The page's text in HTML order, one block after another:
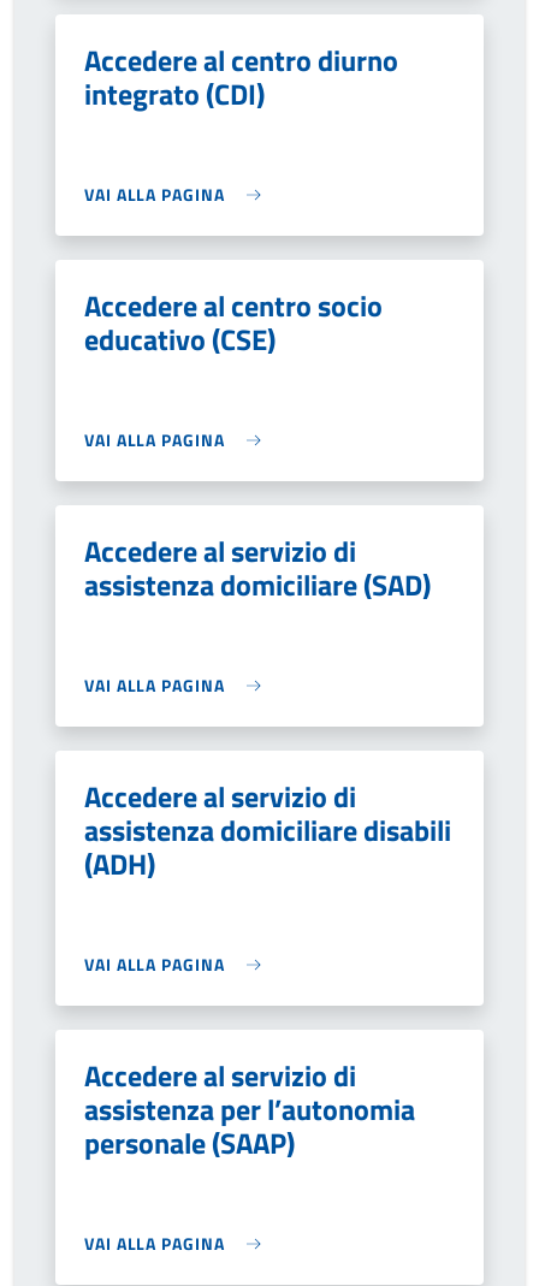
Accedere al centro diurno
integrato (CDI)
VAI ALLA PAGINA
Accedere al centro socio
educativo (CSE)
VAI ALLA PAGINA
Accedere al servizio di
assistenza domiciliare (SAD)
VAI ALLA PAGINA
Accedere al servizio di
assistenza domiciliare disabili
(ADH)
VAI ALLA PAGINA
Accedere al servizio di
assistenza per l’autonomia
personale (SAAP)
VAI ALLA PAGINA